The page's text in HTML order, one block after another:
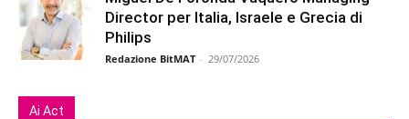
Director per Italia, Israele e Grecia di
Philips
Redazione BitMAT - 29/07/2026
Ai Act